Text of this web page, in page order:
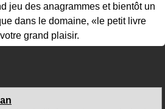
jeu des anagrammes et bientôt un
dans le domaine, «le petit livre
grand plaisir.